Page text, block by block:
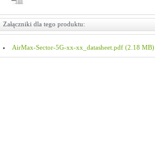
Załączniki dla tego produktu:
AirMax-Sector-5G-xx-xx_datasheet.pdf (2.18 MB)